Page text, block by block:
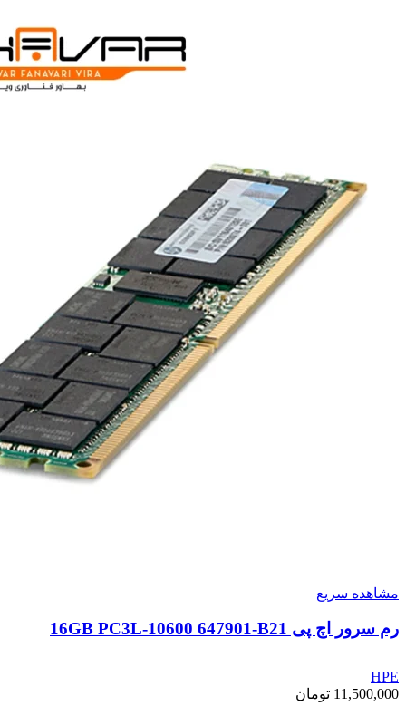
مشاهده سریع
رم سرور اچ پی 16GB PC3L-10600 647901-B21
HPE
11,500,000 تومان